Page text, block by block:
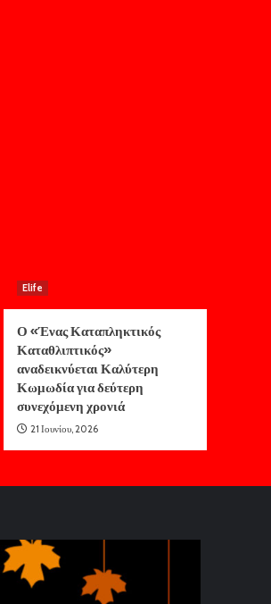
Elife
Ο «Ένας Καταπληκτικός
Καταθλιπτικός»
αναδεικνύεται Καλύτερη
Κωμωδία για δεύτερη
συνεχόμενη χρονιά
21 Ιουνίου, 2026